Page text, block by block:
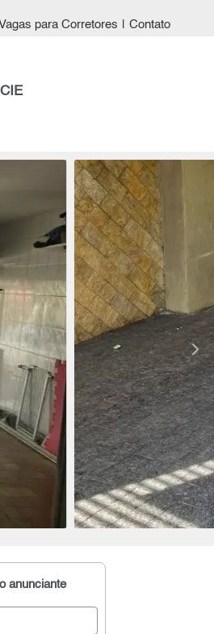
Vagas para Corretores Contato
anunciante